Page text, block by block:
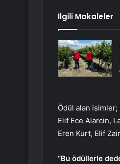
İlgili Makaleler
Ödül alan
Elif Ece Alarcin,
Eren Kurt, Elif
“Bu ödüllerle